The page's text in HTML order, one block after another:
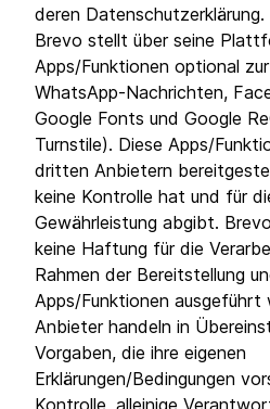
deren Datenschutzerklärung.
Brevo stellt über seine
Apps/Funktionen optional
WhatsApp-Nachrichten,
Google Fonts und Google
Turnstile). Diese Apps/
dritten Anbietern
keine Kontrolle hat und für
Gewährleistung abgibt.
keine Haftung für die
Rahmen der Bereitstellung
Apps/Funktionen
Anbieter handeln in
Vorgaben, die ihre eigenen
Erklärungen/Bedingungen
Kontrolle, alleinige